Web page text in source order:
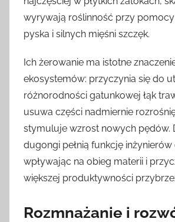
wyrywają roślinność przy
pyska i silnych mięśni szczęk.
Ich żerowanie ma istotne
ekosystemów: przyczynia się do
różnorodności gatunkowej łąk
usuwa części nadmiernie
stymuluje wzrost nowych pędów.
dugongi pełnią funkcję
wpływając na obieg materii i
większej produktywności
Rozmnażanie i